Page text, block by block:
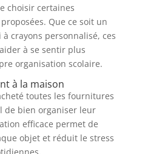
choisir certaines
Que ce soit un
crayons personnalisé, ces
à se sentir plus
organisation scolaire.
à la maison
toutes les fournitures
de bien organiser leur
efficace permet de
objet et réduit le stress